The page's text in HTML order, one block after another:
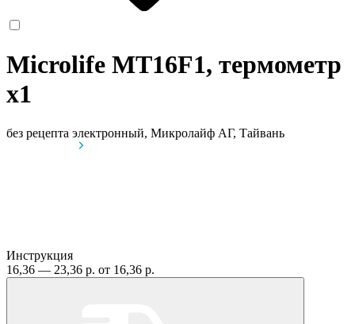
Microlife MT16F1, термометр
x1
без рецепта электронный, Микролайф АГ, Тайвань
Инструкция
16,36 — 23,36 р. от 16,36 р.